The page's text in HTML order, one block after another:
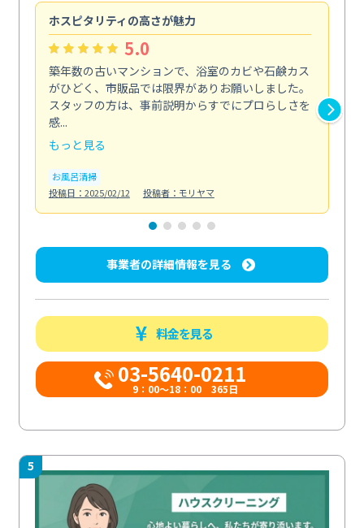
ホスピタリティの高さが魅力
5.0
築年数の古いマンションで、浴室のカビや石鹸カス
がひどく、市販品では限界がありお願いしました。
スタッフの方は、事前説明からすでにプロらしさを
感...
もっと見る
お風呂清掃
投稿日：2025/02/12
投稿者：モリヤマ
事業者の詳細情報を見る
料金を見る
03-5640-0211
9：00～18：00 365日
5